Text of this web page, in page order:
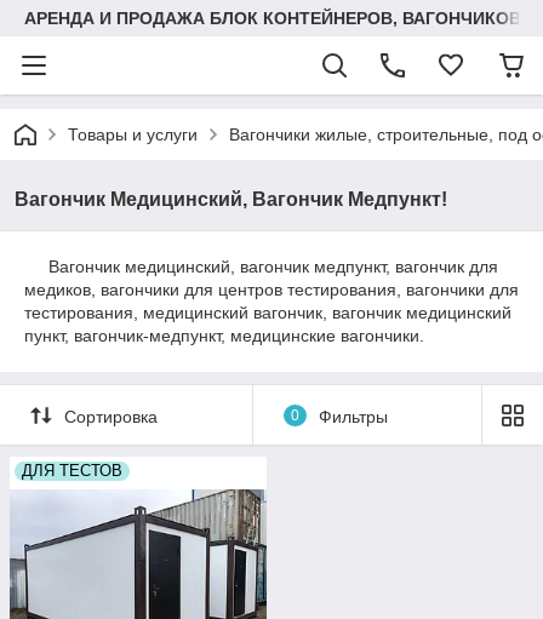
АРЕНДА И ПРОДАЖА БЛОК КОНТЕЙНЕРОВ, ВАГОНЧИКОВ,
Товары и услуги Вагончики жилые, строительные, под
Вагончик Медицинский, Вагончик Медпункт!
Вагончик медицинский, вагончик медпункт, вагончик для
медиков, вагончики для центров тестирования, вагончики для
тестирования, медицинский вагончик, вагончик медицинский
пункт, вагончик-медпункт, медицинские вагончики.
Сортировка 0 Фильтры
ДЛЯ ТЕСТОВ